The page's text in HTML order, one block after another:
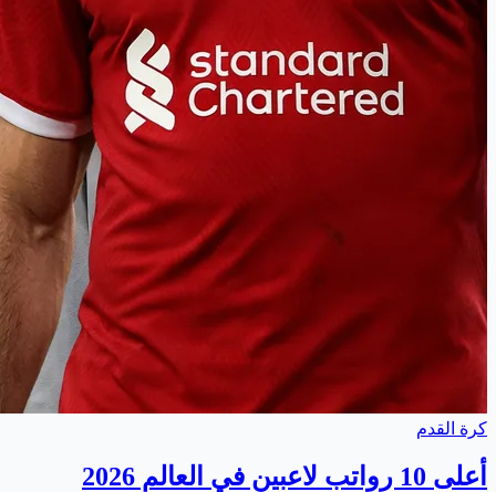
كرة القدم
أعلى 10 رواتب لاعبين في العالم 2026